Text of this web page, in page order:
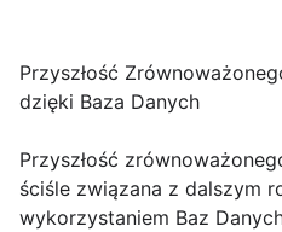
Przyszłość
dzięki Baza Danych
Przyszłość
ściśle związana z dalszym
wykorzystaniem Baz